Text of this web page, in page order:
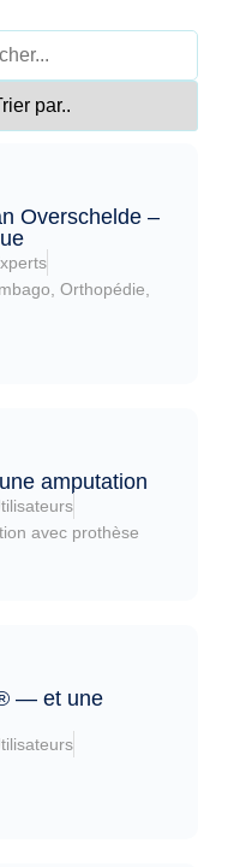
Overschelde –
, Orthopédie,
amputation
avec prothèse
— et une